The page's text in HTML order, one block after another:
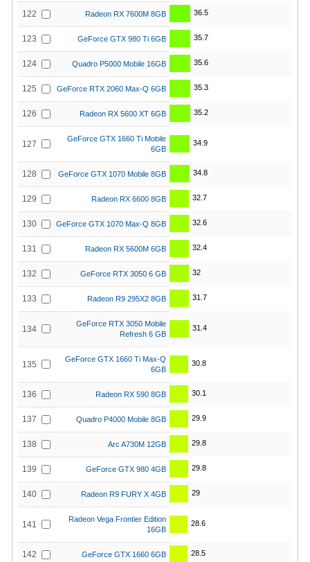
122 Radeon RX 7600M 8GB 36.5
123 GeForce GTX 980 Ti 6GB 35.7
124 Quadro P5000 Mobile 16GB 35.6
125 GeForce RTX 2060 Max-Q 6GB 35.3
126 Radeon RX 5600 XT 6GB 35.2
127
GeForce GTX 1660 Ti Mobile
6GB
34.9
128 GeForce GTX 1070 Mobile 8GB 34.8
129 Radeon RX 6600 8GB 32.7
130 GeForce GTX 1070 Max-Q 8GB 32.6
131 Radeon RX 5600M 6GB 32.4
132 GeForce RTX 3050 6 GB 32
133 Radeon R9 295X2 8GB 31.7
134
GeForce RTX 3050 Mobile
Refresh 6 GB
31.4
135
GeForce GTX 1660 Ti Max-Q
6GB
30.8
136 Radeon RX 590 8GB 30.1
137 Quadro P4000 Mobile 8GB 29.9
138 Arc A730M 12GB 29.8
139 GeForce GTX 980 4GB 29.8
140 Radeon R9 FURY X 4GB 29
141
Radeon Vega Frontier Edition
16GB
28.6
142 GeForce GTX 1660 6GB 28.5